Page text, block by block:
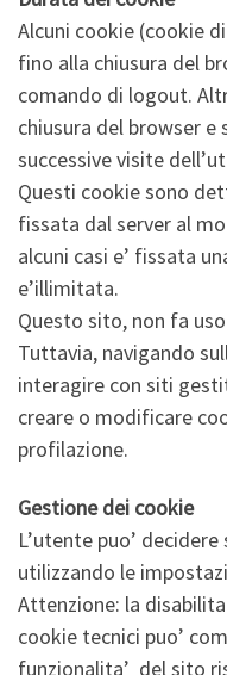
Alcuni cookie (cookie
fino alla chiusura del
comando di logout.
chiusura del browser e
successive visite
Questi cookie sono
fissata dal server al
alcuni casi e’ fissata
e’illimitata.
Questo sito, non fa
Tuttavia, navigando
interagire con siti
creare o modificare
profilazione.
Gestione dei cookie
L’utente puo’
utilizzando le
Attenzione: la
cookie tecnici puo’
funzionalita’ del sito